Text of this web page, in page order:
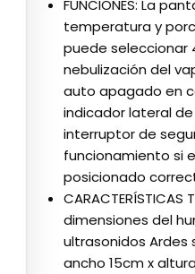
FUNCIONES: La
temperatura y
puede seleccionar
nebulización del
auto apagado en
indicador lateral
interruptor de
funcionamiento si
posicionado
CARACTERÍSTICAS
dimensiones del
ultrasonidos Ardes
ancho 15cm x